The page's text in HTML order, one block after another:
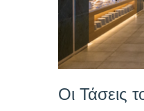
Οι Τάσεις